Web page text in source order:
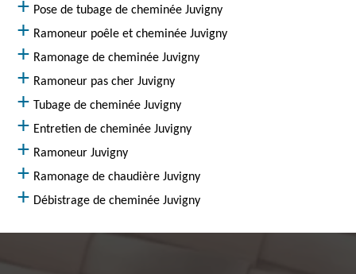
Pose de tubage de cheminée Juvigny
Ramoneur poêle et cheminée Juvigny
Ramonage de cheminée Juvigny
Ramoneur pas cher Juvigny
Tubage de cheminée Juvigny
Entretien de cheminée Juvigny
Ramoneur Juvigny
Ramonage de chaudière Juvigny
Débistrage de cheminée Juvigny